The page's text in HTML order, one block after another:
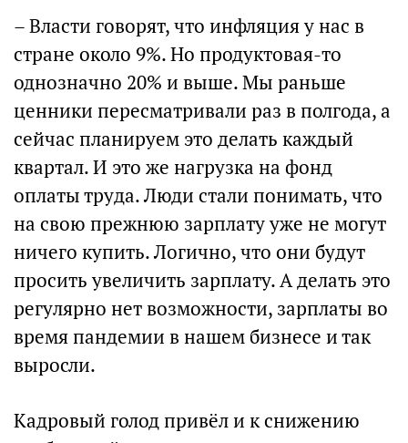
– Власти говорят, что инфляция у нас в
стране около 9%. Но продуктовая-то
однозначно 20% и выше. Мы раньше
ценники пересматривали раз в полгода, а
сейчас планируем это делать каждый
квартал. И это же нагрузка на фонд
оплаты труда. Люди стали понимать, что
на свою прежнюю зарплату уже не могут
ничего купить. Логично, что они будут
просить увеличить зарплату. А делать это
регулярно нет возможности, зарплаты во
время пандемии в нашем бизнесе и так
выросли.
Кадровый голод привёл и к снижению